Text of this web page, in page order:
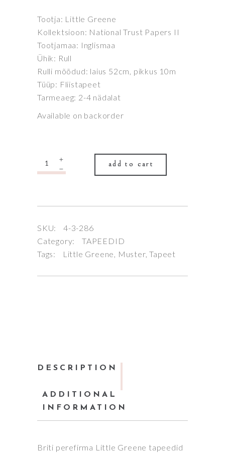
Tootja: Little Greene
Kollektsioon: National Trust Papers II
Tootjamaa: Inglismaa
Ühik: Rull
Rulli mõõdud: laius 52cm, pikkus 10m
Tüüp: Fliistapeet
Tarmeaeg: 2-4 nädalat
Available on backorder
Quantity add to cart
SKU:
4-3-286
Category:
TAPEEDID
Tags:
Little Greene, Muster,Tapeet
DESCRIPTION
ADDITIONAL
INFORMATION
Briti perefirma Little Greene tapeedid